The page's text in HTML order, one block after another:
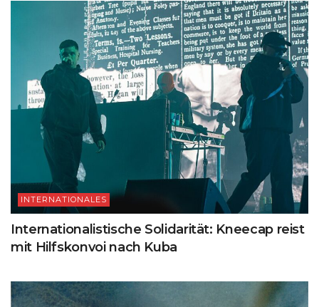
INTERNATIONALES
Internationalistische Solidarität: Kneecap reist
mit Hilfskonvoi nach Kuba